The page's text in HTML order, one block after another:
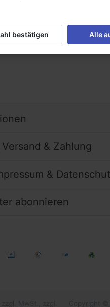
& Zahlung
&
abonnieren
bestätigen Alle